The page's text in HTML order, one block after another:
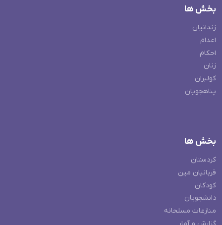
بخش ها
زندانیان
اعدام
احکام
زنان
کولبران
پناهجویان
بخش ها
کردستان
قربانیان مین
کودکان
دانشجویان
منازعات مسلحانه